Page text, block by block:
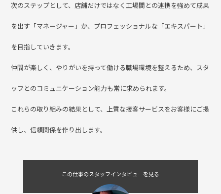
次のステップとして、店舗だけではなく工場間との連携を強めて成果
を出す「マネージャー」か、プロフェッショナルな「エキスパート」
を目指していきます。
仲間が楽しく、やりがいを持って働ける職場環境を整えるため、スタ
ッフとのコミュニケーション能力も常に求められます。
これらの取り組みの結果として、上質な接客サービスをお客様にご提
供し、信頼関係を作り出します。
この仕事のスタッフインタビューを見る